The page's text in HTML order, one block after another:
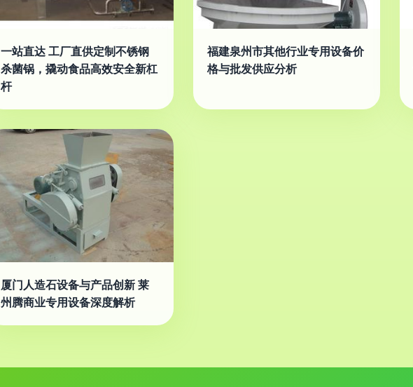
一站直达 工厂直供定制不锈钢
杀菌锅，撬动食品高效安全新杠
杆
福建泉州市其他行业专用设备价
格与批发供应分析
厦门人造石设备与产品创新 莱
州腾商业专用设备深度解析